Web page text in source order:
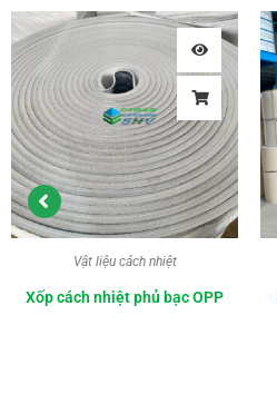
Vật liệu cách nhiệt
Xốp cách nhiệt phủ bạc OPP